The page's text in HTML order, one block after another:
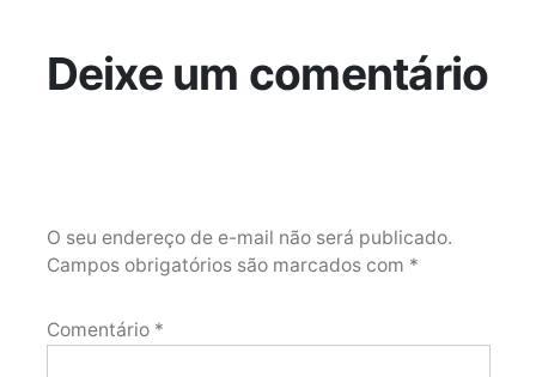
Deixe um comentário
O seu endereço de e-mail não será publicado.
Campos obrigatórios são marcados com *
Comentário *